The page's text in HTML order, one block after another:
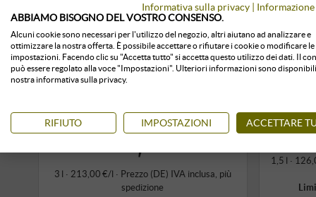
Barolo Cannubi DOCG 2020
(BIO) · Doppio MAGNUM in
cassetta di legno
639,00 €
3 l · 213,00 €/l · Prezzo (DE) IVA inclusa , più
spedizione
E. Pira &
1,5 l ·
Informativa sulla privacy | Informazione
ABBIAMO BISOGNO DEL VOSTRO CONSENSO.
Alcuni cookie sono necessari per l'utilizzo del negozio, altri aiutano ad analizzare e
ottimizzare la nostra offerta. È possibile accettare o rifiutare i cookie o modificare le
impostazioni. Facendo clic su "Accetta tutto" si accetta questo utilizzo dei dati. Il
può essere regolato alla voce "Impostazioni". Ulteriori informazioni sono
nostra informativa sulla privacy.
RIFIUTO IMPOSTAZIONI ACCETTARE